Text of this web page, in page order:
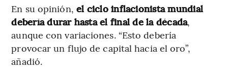
En su opinión, el ciclo inflacionista mundial
debería durar hasta el final de la década,
aunque con variaciones. “Esto debería
provocar un flujo de capital hacia el oro”,
añadió.